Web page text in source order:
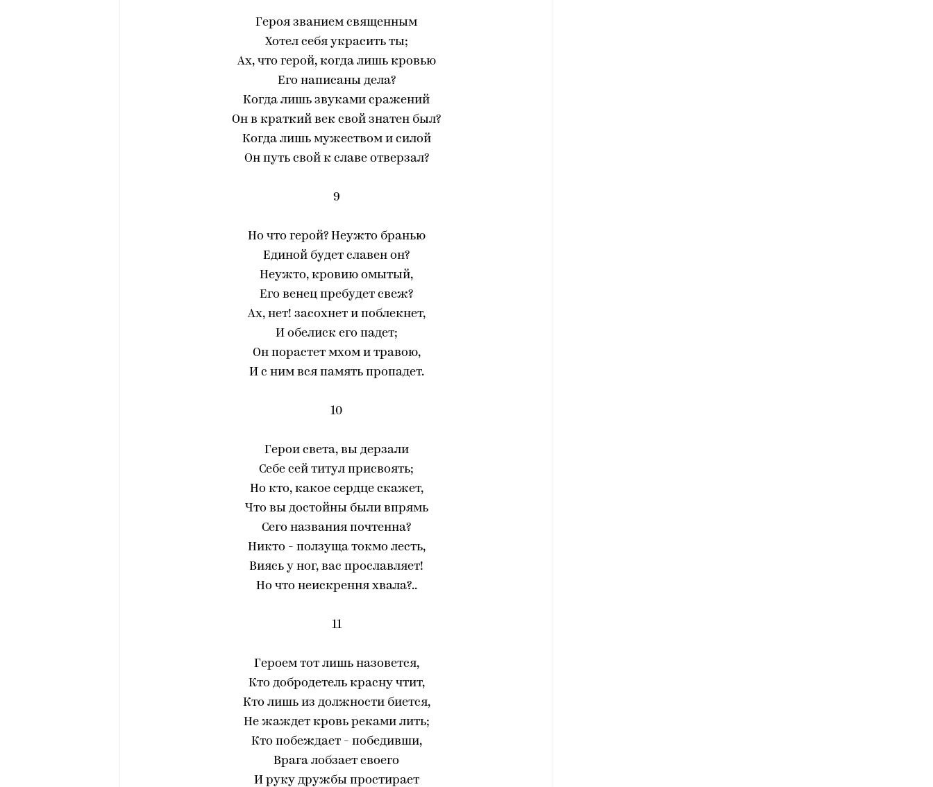
Героя званием священным
Хотел себя украсить ты;
Ах, что герой, когда лишь кровью
Его написаны дела?
Когда лишь звуками сражений
Он в краткий век свой знатен был?
Когда лишь мужеством и силой
Он путь свой к славе отверзал?
9
Но что герой? Неужто бранью
Единой будет славен он?
Неужто, кровию омытый,
Его венец пребудет свеж?
Ах, нет! засохнет и поблекнет,
И обелиск его падет;
Он порастет мхом и травою,
И с ним вся память пропадет.
10
Герои света, вы дерзали
Себе сей титул присвоять;
Но кто, какое сердце скажет,
Что вы достойны были впрямь
Сего названия почтенна?
Никто - ползуща токмо лесть,
Виясь у ног, вас прославляет!
Но что неискрення хвала?..
11
Героем тот лишь назовется,
Кто добродетель красну чтит,
Кто лишь из должности биется,
Не жаждет кровь реками лить;
Кто побеждает - победивши,
Врага лобзает своего
И руку дружбы простирает